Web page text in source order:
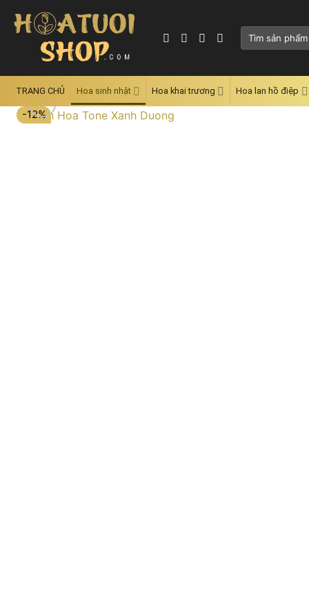
Tìm
TRANG CHỦ Hoa sinh nhật Hoa khai trương Hoa lan hồ điệp
-12%